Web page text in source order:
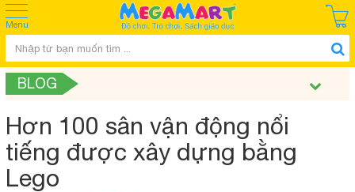
Menu
BLOG
Hơn 100 sân vận động nổi
tiếng được xây dựng bằng
Lego